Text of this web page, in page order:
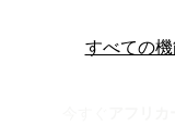
すべての